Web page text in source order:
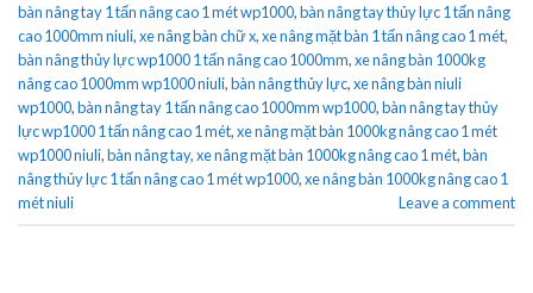
bàn nâng tay 1 tấn nâng cao 1 mét wp1000,bàn nâng tay thủy lực 1 tấn nâng
cao 1000mm niuli,xe nâng bàn chữ x,xe nâng mặt bàn 1 tấn nâng cao 1 mét,
bàn nâng thủy lực wp1000 1 tấn nâng cao 1000mm,xe nâng bàn 1000kg
nâng cao 1000mm wp1000 niuli,bàn nâng thủy lực,xe nâng bàn niuli
wp1000,bàn nâng tay 1 tấn nâng cao 1000mm wp1000,bàn nâng tay thủy
lực wp1000 1 tấn nâng cao 1 mét,xe nâng mặt bàn 1000kg nâng cao 1 mét
wp1000 niuli,bàn nâng tay,xe nâng mặt bàn 1000kg nâng cao 1 mét,bàn
nâng thủy lực 1 tấn nâng cao 1 mét wp1000,xe nâng bàn 1000kg nâng cao 1
mét niuli
Leave a comment